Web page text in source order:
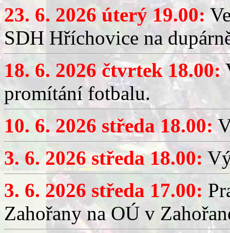
23. 6. 2026 úterý 19.00:
SDH Hříchovice na
18. 6. 2026 čtvrtek 18.00:
promítání fotbalu.
10. 6. 2026 středa 18.00:
3. 6. 2026 středa 18.00:
3. 6. 2026 středa 17.00:
Zahořany na OÚ v